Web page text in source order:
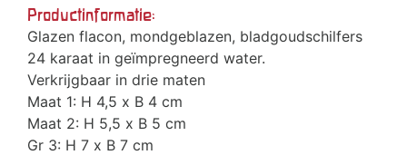
Productinformatie:
Glazen flacon, mondgeblazen, bladgoudschilfers
24 karaat in geïmpregneerd water.
Verkrijgbaar in drie maten
Maat 1: H 4,5 x B 4 cm
Maat 2: H 5,5 x B 5 cm
Gr 3: H 7 x B 7 cm